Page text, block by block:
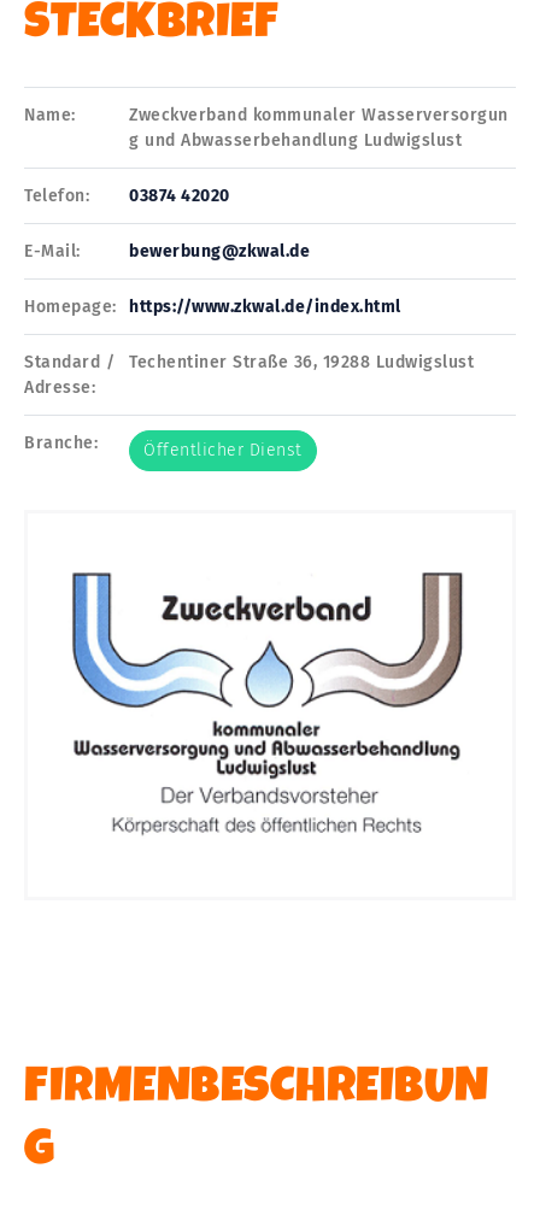
STECKBRIEF
Name:
Zweckverband kommunaler Wasserversorgun
g und Abwasserbehandlung Ludwigslust
Telefon: 03874 42020
E-Mail: bewerbung@zkwal.de
Homepage: https://www.zkwal.de/index.html
Standard /
Adresse:
Techentiner Straße 36, 19288 Ludwigslust
Branche: Öffentlicher Dienst
FIRMENBESCHREIBUN
G